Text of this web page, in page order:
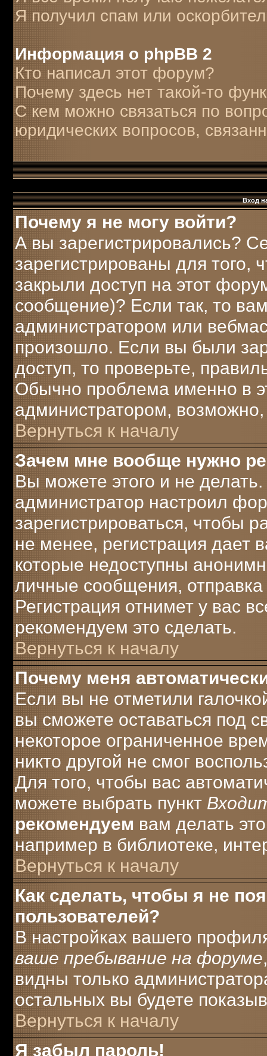
Я получил спам или
Информация о phpBB 2
Кто написал этот форум?
Почему здесь нет такой-то
С кем можно связаться по
юридических вопросов,
Вход
Почему я не могу войти?
А вы зарегистрировались?
зарегистрированы для
закрыли доступ на этот
сообщение)? Если так, то
администратором или
произошло. Если вы были
доступ, то проверьте,
Обычно проблема именно в
администратором,
Вернуться к началу
Зачем мне вообще нужно
Вы можете этого и не делать.
администратор настроил
зарегистрироваться, чтобы
не менее, регистрация дает
которые недоступны
личные сообщения, отправка
Регистрация отнимет у вас
рекомендуем это сделать.
Вернуться к началу
Почему меня
Если вы не отметили
вы сможете оставаться под
некоторое ограниченное
никто другой не смог
Для того, чтобы вас
можете выбрать пункт
рекомендуем вам делать
например в библиотеке,
Вернуться к началу
Как сделать, чтобы я не
пользователей?
В настройках вашего
ваше пребывание на форуме
видны только
остальных вы будете
Вернуться к началу
Я забыл пароль!